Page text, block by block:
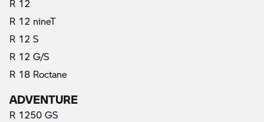
R 12
R 12 nineT
R 12 S
R 12 G/S
R 18 Roctane
ADVENTURE
R 1250 GS